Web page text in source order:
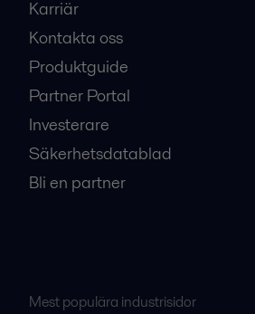
Karriär
Kontakta oss
Produktguide
Partner Portal
Investerare
Säkerhetsdatablad
Bli en partner
Mest populära industrisidor